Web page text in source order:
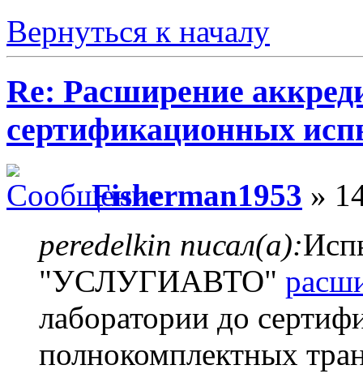
Вернуться к началу
Re: Расширение
сертификационных
Fisherman1953 »
peredelkin писал(а):
"УСЛУГИАВТО"
лаборатории до
полнокомплектных